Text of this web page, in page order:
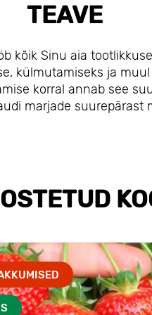
TEAVE
kõik Sinu aia
külmutamiseks ja
korral annab see
marjade suurepärast
OSTETUD